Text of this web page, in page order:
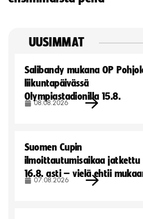
UUSIMMAT
Salibandy mukana OP
liikuntapäivässä
Olympiastadionilla 15.8.
08.08.2026
Suomen Cupin
ilmoittautumisaikaa jatkettu
16.8. asti – vielä ehtii
07.08.2026